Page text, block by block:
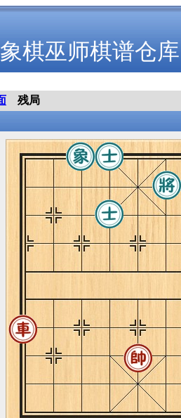
象棋巫师棋谱仓库
残局